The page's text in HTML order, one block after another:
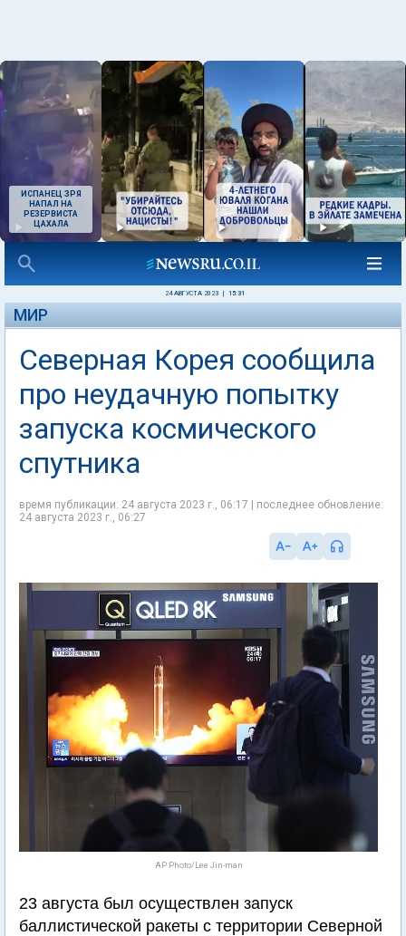
ИСПАНЕЦ ЗРЯ
НАПАЛ НА
РЕЗЕРВИСТА
ЦАХАЛА
24 АВГУСТА 2023 15:31
МИР
Северная Корея сообщила
про неудачную попытку
запуска космического
спутника
время публикации: 24 августа 2023 г., 06:17 | последнее обновление:
24 августа 2023 г., 06:27
AP Photo/Lee Jin-man
23 августа был осуществлен запуск
баллистической ракеты с территории Северной